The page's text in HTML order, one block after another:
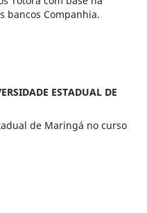
bancos Companhia.
ESTADUAL DE
de Maringá no curso